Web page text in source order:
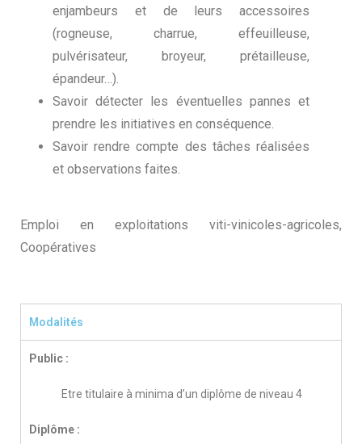
enjambeurs et de leurs accessoires
(rogneuse, charrue, effeuilleuse,
pulvérisateur, broyeur, prétailleuse,
épandeur…).
Savoir détecter les éventuelles pannes et
prendre les initiatives en conséquence.
Savoir rendre compte des tâches réalisées
et observations faites.
Emploi en exploitations viti-vinicoles-agricoles,
Coopératives
Modalités
Public :
Etre titulaire à minima d’un diplôme de niveau 4
Diplôme :